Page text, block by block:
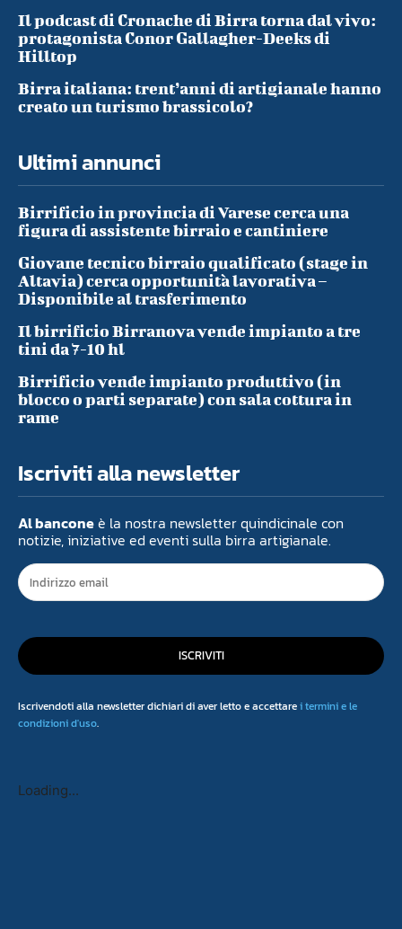
Il podcast di Cronache di Birra torna dal vivo:
protagonista Conor Gallagher-Deeks di
Hilltop
Birra italiana: trent’anni di artigianale hanno
creato un turismo brassicolo?
Ultimi annunci
Birrificio in provincia di Varese cerca una
figura di assistente birraio e cantiniere
Giovane tecnico birraio qualificato (stage in
Altavia) cerca opportunità lavorativa –
Disponibile al trasferimento
Il birrificio Birranova vende impianto a tre
tini da 7-10 hl
Birrificio vende impianto produttivo (in
blocco o parti separate) con sala cottura in
rame
Iscriviti alla newsletter
Al banconeè la nostra newsletter quindicinale con
notizie, iniziative ed eventi sulla birra artigianale.
ISCRIVITI
Iscrivendoti alla newsletter dichiari di aver letto e accettarei termini e le
condizioni d'uso.
Loading...